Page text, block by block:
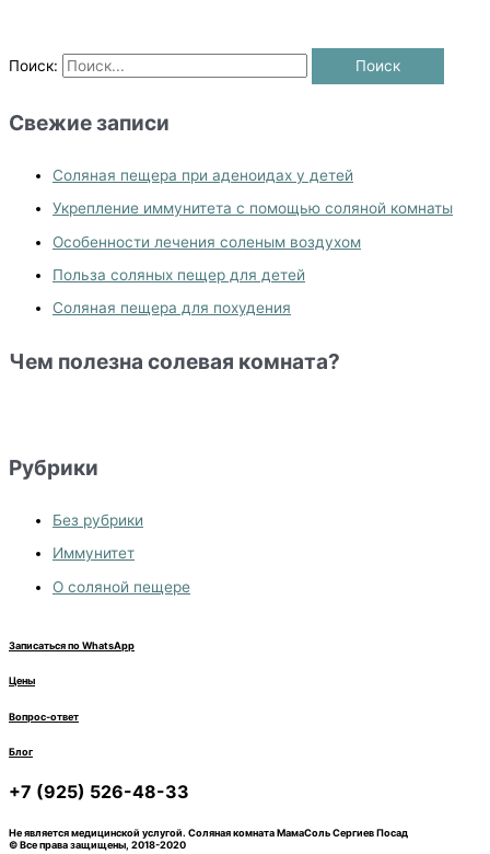
Поиск:
Свежие записи
Соляная пещера при аденоидах у детей
Укрепление иммунитета с помощью соляной комнаты
Особенности лечения соленым воздухом
Польза соляных пещер для детей
Соляная пещера для похудения
Чем полезна солевая комната?
Рубрики
Без рубрики
Иммунитет
О соляной пещере
Записаться по WhatsApp
Цены
Вопрос-ответ
Блог
+7 (925) 526-48-33
Не является медицинской услугой. Соляная комната МамаСоль Сергиев Посад
© Все права защищены, 2018-2020